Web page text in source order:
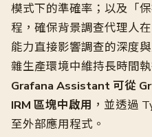
模式下的準確率；以及「
程，確保背景調查代理人
能力直接影響調查的深度
雜生產環境中維持長時間
Grafana Assistant 可從
IRM 區塊中啟用 ，並透過
至外部應用程式。